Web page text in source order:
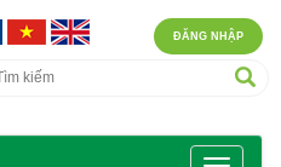
ĐĂNG NHẬP